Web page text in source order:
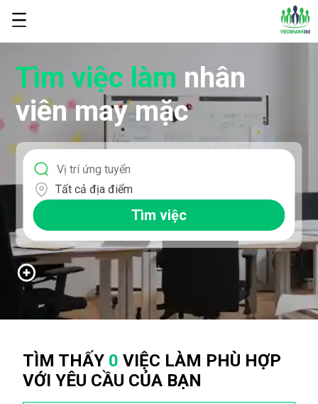
Tìm việc làm nhân
viên may mặc
Tất cả địa điểm
Tìm việc
TÌM THẤY 0 VIỆC LÀM PHÙ HỢP
VỚI YÊU CẦU CỦA BẠN